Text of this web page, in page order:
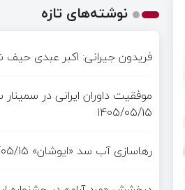
نوشته‌های تازه
فریدون جیرانی: اکبر عبدی
موفقیت داوران ایرانی در سمینار
۱۴۰۵/۰۵/۱۵
رهاسازی آب سد «ایوشان»